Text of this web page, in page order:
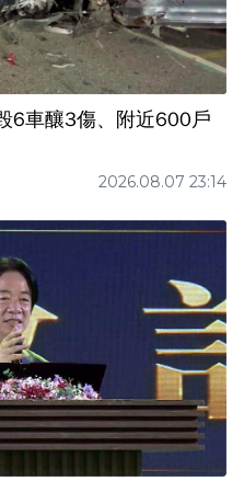
6車釀3傷、附近600戶
2026.08.07 23:14